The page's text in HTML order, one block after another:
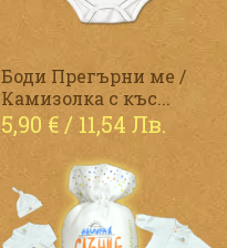
Боди Прегърни ме /
Камизолка с къс...
5,90 € / 11,54 Лв.